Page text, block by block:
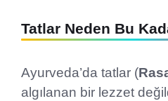
Tatlar Neden Bu
Ayurveda’da tatlar (
algılanan bir lezzet